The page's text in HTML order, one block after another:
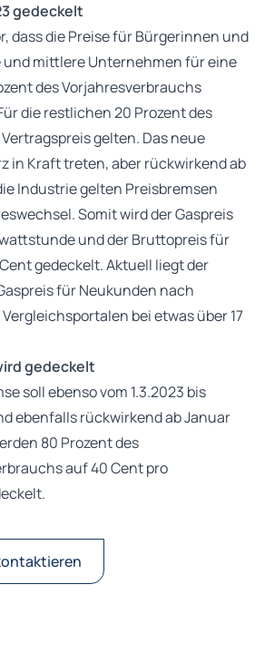
gedeckelt
dass die Preise für Bürgerinnen und
und mittlere Unternehmen für eine
des Vorjahresverbrauchs
die restlichen 20 Prozent des
gelten. Das neue
in Kraft treten, aber rückwirkend ab
Industrie gelten Preisbremsen
Somit wird der Gaspreis
und der Bruttopreis für
gedeckelt. Aktuell liegt der
für Neukunden nach
bei etwas über 17
gedeckelt
soll ebenso vom 1.3.2023 bis
ebenfalls rückwirkend ab Januar
80 Prozent des
auf 40 Cent pro